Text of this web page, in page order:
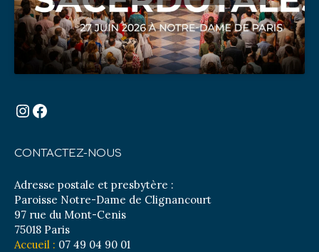
Instagram
Facebook
CONTACTEZ-NOUS
Adresse postale et presbytère :
Paroisse Notre-Dame de Clignancourt
97 rue du Mont-Cenis
75018 Paris
Accueil : 07 49 04 90 01